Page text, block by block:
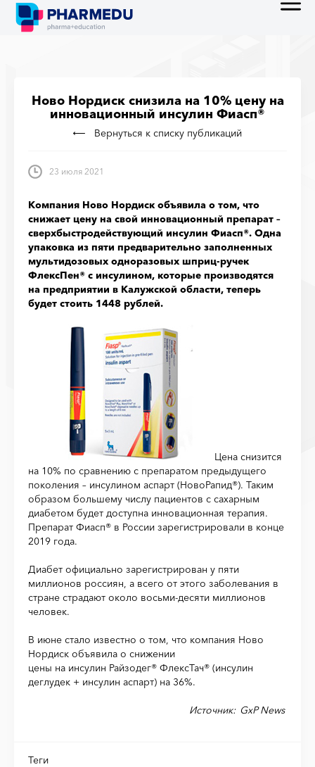
Ново Нордиск снизила на 10% цену на
инновационный инсулин Фиасп®
Вернуться к списку публикаций
23 июля 2021
Компания Ново Нордиск объявила о том, что
снижает цену на свой инновационный препарат –
сверхбыстродействующий инсулин Фиасп®. Одна
упаковка из пяти предварительно заполненных
мультидозовых одноразовых шприц-ручек
ФлексПен® с инсулином, которые производятся
на предприятии в Калужской области, теперь
будет стоить 1448 рублей.
Цена снизится
на 10% по сравнению с препаратом предыдущего
поколения – инсулином аспарт (НовоРапид®). Таким
образом большему числу пациентов с сахарным
диабетом будет доступна инновационная терапия.
Препарат Фиасп® в России зарегистрировали в конце
2019 года.
Диабет официально зарегистрирован у пяти
миллионов россиян, а всего от этого заболевания в
стране страдают около восьми-десяти миллионов
человек.
В июне стало известно о том, что компания Ново
Нордиск объявила о снижении
цены на инсулин Райзодег® ФлексТач® (инсулин
деглудек + инсулин аспарт) на 36%.
Источник: GxP News
Теги